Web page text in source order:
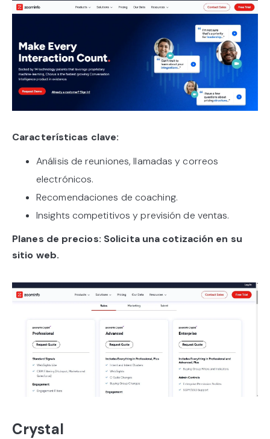
Características clave:
Análisis de reuniones, llamadas y correos
electrónicos.
Recomendaciones de coaching.
Insights competitivos y previsión de ventas.
Planes de precios: Solicita una cotización en su
sitio web.
Crystal